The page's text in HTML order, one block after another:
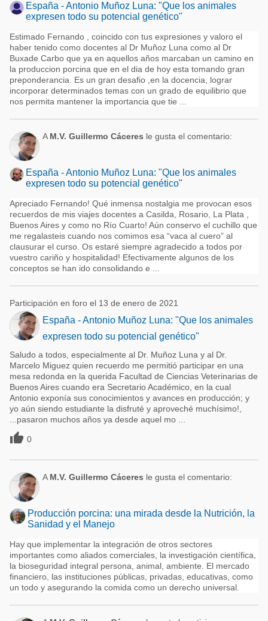
España - Antonio Muñoz Luna: "Que los animales
expresen todo su potencial genético"
Estimado Fernando , coincido con tus expresiones y valoro el
haber tenido como docentes al Dr Muñoz Luna como al Dr
Buxade Carbo que ya en aquellos años marcaban un camino en
la produccion porcina que en el dia de hoy esta tomando gran
preponderancia. Es un gran desafio ,en la docencia, lograr
incorporar determinados temas con un grado de equilibrio que
nos permita mantener la importancia que tie ...
A M.V. Guillermo Cáceres le gusta el comentario:
España - Antonio Muñoz Luna: "Que los animales
expresen todo su potencial genético"
Apreciado Fernando! Qué inmensa nostalgia me provocan esos
recuerdos de mis viajes docentes a Casilda, Rosario, La Plata ,
Buenos Aires y como no Río Cuarto! Aún conservo el cuchillo que
me regalasteis cuando nos comimos esa “vaca al cuero” al
clausurar el curso. Os estaré siempre agradecido a todos por
vuestro cariño y hospitalidad! Efectivamente algunos de los
conceptos se han ido consolidando e ...
Participación en foro el 13 de enero de 2021
España - Antonio Muñoz Luna: "Que los animales
expresen todo su potencial genético"
Saludo a todos, especialmente al Dr. Muñoz Luna y al Dr.
Marcelo Miguez quien recuerdo me permitió participar en una
mesa redonda en la querida Facultad de Ciencias Veterinarias de
Buenos Aires cuando era Secretario Académico, en la cual
Antonio exponía sus conocimientos y avances en producción; y
yo aún siendo estudiante la disfruté y aproveché muchísimo!,
...pasaron muchos años ya desde aquel mo ...
 0
A M.V. Guillermo Cáceres le gusta el comentario:
Producción porcina: una mirada desde la Nutrición, la
Sanidad y el Manejo
Hay que implementar la integración de otros sectores
importantes como aliados comerciales, la investigación científica,
la bioseguridad integral persona, animal, ambiente. El mercado
financiero, las instituciones públicas, privadas, educativas, como
un todo y asegurando la comida como un derecho universal.